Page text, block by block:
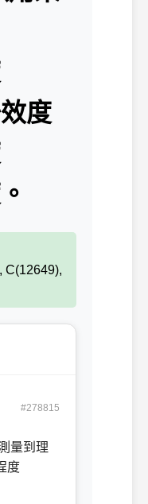
度
C(12649),
#278815
量到理
度